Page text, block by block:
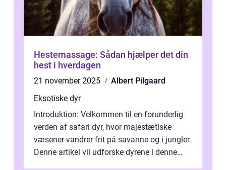
Hestemassage: Sådan hjælper det din
hest i hverdagen
21 november 2025
Albert Pilgaard
Eksotiske dyr
Introduktion: Velkommen til en forunderlig
verden af safari dyr, hvor majestætiske
væsener vandrer frit på savanne og i jungler.
Denne artikel vil udforske dyrene i denne